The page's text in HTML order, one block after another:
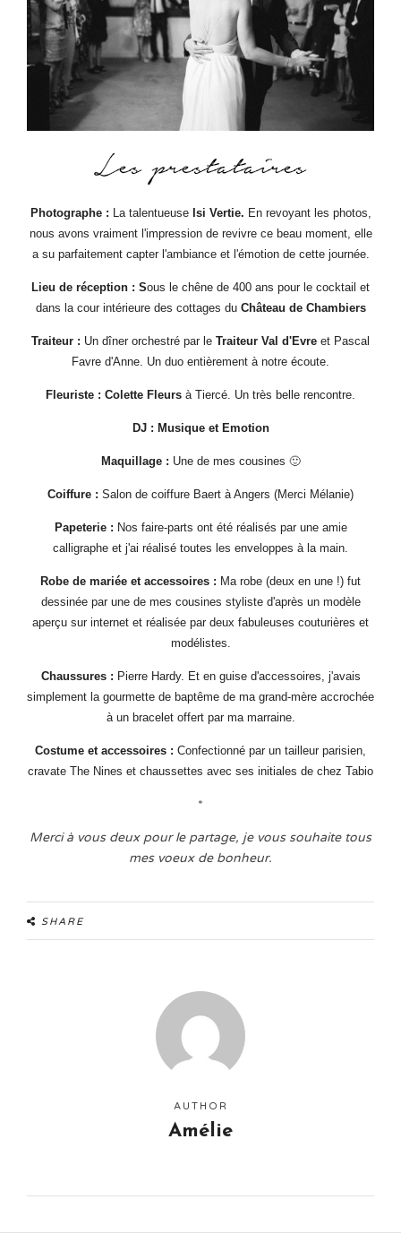
Photographe : La talentueuseIsi Vertie. En revoyant les photos,
nous avons vraiment l'impression de revivre ce beau moment, elle
a su parfaitement capter l'ambiance et l'émotion de cette journée.
Lieu de réception : Sous le chêne de 400 ans pour le cocktail et
dans la cour intérieure des cottages du Château de Chambiers
Traiteur : Un dîner orchestré par le Traiteur Val d'Evre et Pascal
Favre d'Anne. Un duo entièrement à notre écoute.
Fleuriste : Colette Fleurs à Tiercé. Un très belle rencontre.
DJ : Musique et Emotion
Maquillage : Une de mes cousines 🙂
Coiffure : Salon de coiffure Baert à Angers (Merci Mélanie)
Papeterie : Nos faire-parts ont été réalisés par une amie
calligraphe et j'ai réalisé toutes les enveloppes à la main.
Robe de mariée et accessoires : Ma robe (deux en une !) fut
dessinée par une de mes cousines styliste d'après un modèle
aperçu sur internet et réalisée par deux fabuleuses couturières et
modélistes.
Chaussures : Pierre Hardy. Et en guise d'accessoires, j'avais
simplement la gourmette de baptême de ma grand-mère accrochée
à un bracelet offert par ma marraine.
Costume et accessoires : Confectionné par un tailleur parisien,
cravate The Nines et chaussettes avec ses initiales de chez Tabio
*
Merci à vous deux pour le partage, je vous souhaite tous
mes voeux de bonheur.
SHARE
AUTHOR
Amélie